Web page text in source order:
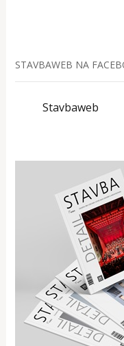
STAVBAWEB NA
Stavbaweb